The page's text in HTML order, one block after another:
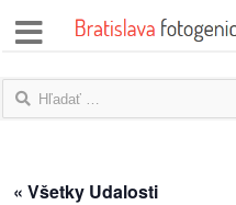
správy
názory
« Všetky Udalosti